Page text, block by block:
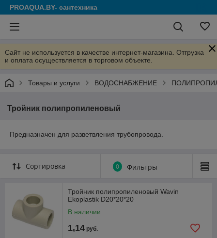
PROAQUA.BY- сантехника
Сайт не используется в качестве интернет-магазина. Отгрузка
и оплата осуществляется в торговом объекте.
Товары и услуги ВОДОСНАБЖЕНИЕ
Тройник полипропиленовый
Предназначен для разветвления трубопровода.
Сортировка 0 Фильтры
Тройник полипропиленовый Wavin
Ekoplastik D20*20*20
В наличии
1,14 руб.